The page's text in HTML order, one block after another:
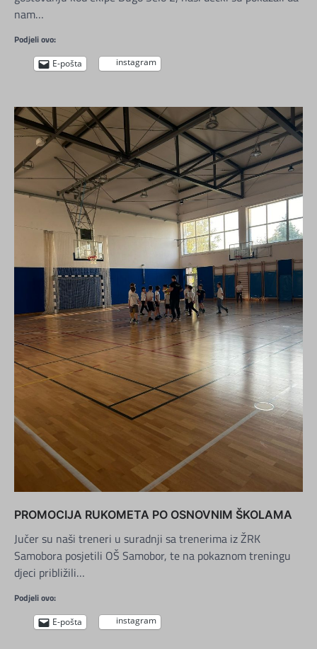
nam…
Podjeli ovo:
E-pošta instagram
PROMOCIJA RUKOMETA PO OSNOVNIM ŠKOLAMA
Jučer su naši treneri u suradnji sa trenerima iz ŽRK
Samobora posjetili OŠ Samobor, te na pokaznom treningu
djeci približili…
Podjeli ovo:
E-pošta instagram